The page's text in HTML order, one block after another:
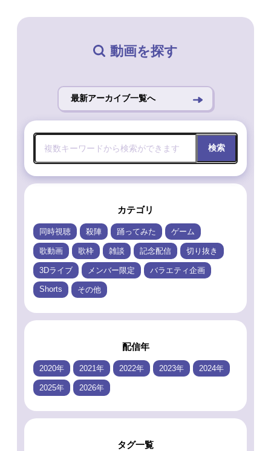
動画を探す
最新アーカイブ一覧へ
検索
カテゴリ
同時視聴 殺陣 踊ってみた ゲーム
歌動画 歌枠 雑談 記念配信 切り抜き
3Dライブ メンバー限定 バラエティ企画
Shorts その他
配信年
2020年 2021年 2022年 2023年 2024年
2025年 2026年
タグ一覧